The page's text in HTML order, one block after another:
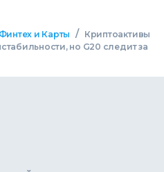
Финтех и Карты /
Криптоактивы
но G20 следит за